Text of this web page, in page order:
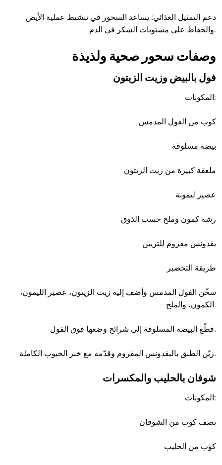
دعم التمثيل الغذائي: يساعد السحور في تنشيط عملية الأيض
والحفاظ على مستويات السكر في الدم.
وصفات سحور صحية ولذيذة
فول بالبيض وزيت الزيتون
المكونات:
كوب من الفول المدمس
بيضة مسلوقة
ملعقة كبيرة من زيت الزيتون
عصير ليمونة
رشة كمون وملح حسب الذوق
بقدونس مفروم للتزيين
طريقة التحضير
سخّن الفول المدمس وأضف إليه زيت الزيتون، عصير الليمون،
الكمون، والملح.
قطّع البيضة المسلوقة إلى شرائح وضعها فوق الفول.
زيّن الطبق بالبقدونس المفروم وقدّمه مع خبز الحبوب الكاملة.
شوفان بالحليب والمكسرات
المكونات:
نصف كوب من الشوفان
كوب من الحليب